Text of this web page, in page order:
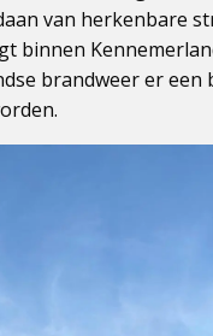
van herkenbare
binnen
brandweer er